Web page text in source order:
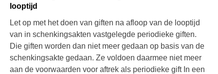
looptijd
Let op met het doen van giften na afloop van de looptijd
van in schenkingsakten vastgelegde periodieke giften.
Die giften worden dan niet meer gedaan op basis van de
schenkingsakte gedaan. Ze voldoen daarmee niet meer
aan de voorwaarden voor aftrek als periodieke gift In een